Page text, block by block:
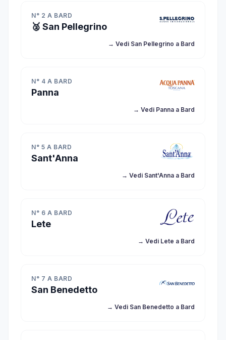
N° 2 A BARD
🥈 San Pellegrino
→ Vedi San Pellegrino a Bard
N° 4 A BARD
Panna
→ Vedi Panna a Bard
N° 5 A BARD
Sant'Anna
→ Vedi Sant'Anna a Bard
N° 6 A BARD
Lete
→ Vedi Lete a Bard
N° 7 A BARD
San Benedetto
→ Vedi San Benedetto a Bard